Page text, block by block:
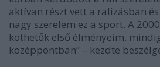
aktívan részt vett a ralizásban
nagy szerelem ez a sport. A
köthetők első élményeim,
középpontban” – kezdte